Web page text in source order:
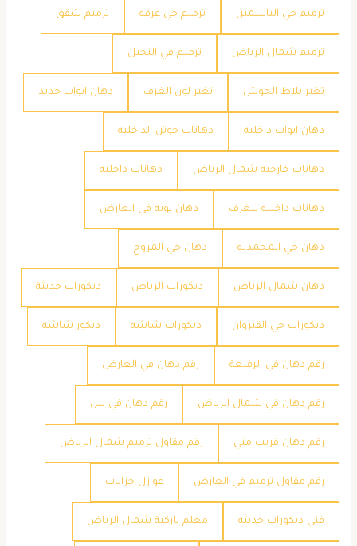
ترميم حي الياسمين ترميم حي عرقه ترميم شقق
ترميم شمال الرياض ترميم في النخيل
تغير بلاط الحوش تغير لون الغرف دهان ابواب حديد
دهان ابواب داخليه دهانات جوتن الداخليه
دهانات خارجيه شمال الرياض دهانات داخليه
دهانات داخليه للغرف دهان بويه في العارض
دهان حي المحمديه دهان حي المروج
دهان شمال الرياض ديكورات الرياض ديكورات حديثة
ديكورات حي القيروان ديكورات شاشه ديكور شاشه
رقم دهان في الرفيعة رقم دهان في العارض
رقم دهان في شمال الرياض رقم دهان في لبن
رقم دهان قريب مني رقم مقاول ترميم شمال الرياض
رقم مقاول ترميم في العارض عوازل خزانات
فني ديكورات حديثه معلم باركية شمال الرياض